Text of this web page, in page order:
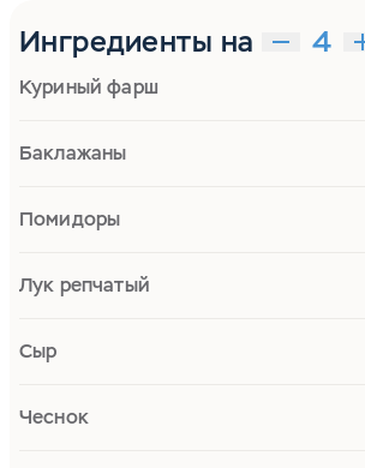
Ингредиенты на
Куриный фарш
Баклажаны
Помидоры
Лук репчатый
Сыр
Чеснок